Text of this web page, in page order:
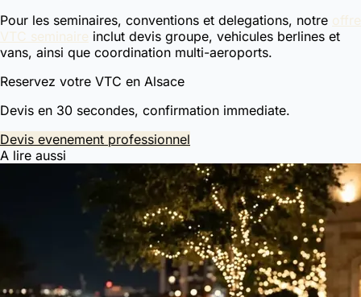
Pour les seminaires, conventions et delegations, notre offre
VTC seminaire inclut devis groupe, vehicules berlines et
vans, ainsi que coordination multi-aeroports.
Reservez votre VTC en Alsace
Devis en 30 secondes, confirmation immediate.
Devis evenement professionnel
A lire aussi